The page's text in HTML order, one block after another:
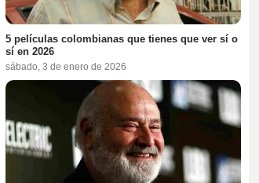
5 películas colombianas que tienes que ver sí o
sí en 2026
sábado, 3 de enero de 2026